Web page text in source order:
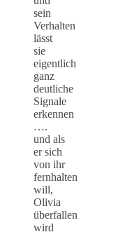
sein
Verhalten
lässt
sie
eigentlich
ganz
deutliche
Signale
erkennen
….
und als
er sich
von ihr
fernhalten
will,
Olivia
überfallen
wird